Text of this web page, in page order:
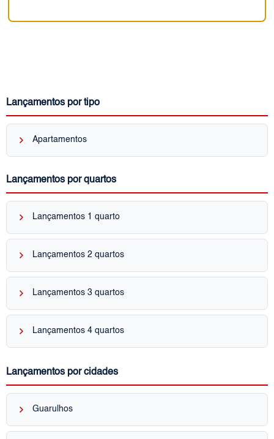
Lançamentos por tipo
keyboard_arrow_right Apartamentos
Lançamentos por quartos
keyboard_arrow_right Lançamentos 1 quarto
keyboard_arrow_right Lançamentos 2 quartos
keyboard_arrow_right Lançamentos 3 quartos
keyboard_arrow_right Lançamentos 4 quartos
Lançamentos por cidades
keyboard_arrow_right Guarulhos